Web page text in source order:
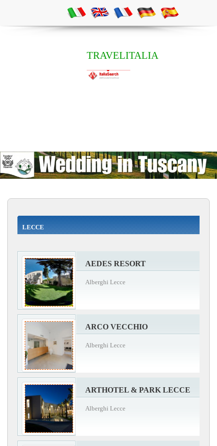
TRAVELITALIA
LECCE
AEDES RESORT
Alberghi Lecce
ARCO VECCHIO
Alberghi Lecce
ARTHOTEL & PARK LECCE
Alberghi Lecce